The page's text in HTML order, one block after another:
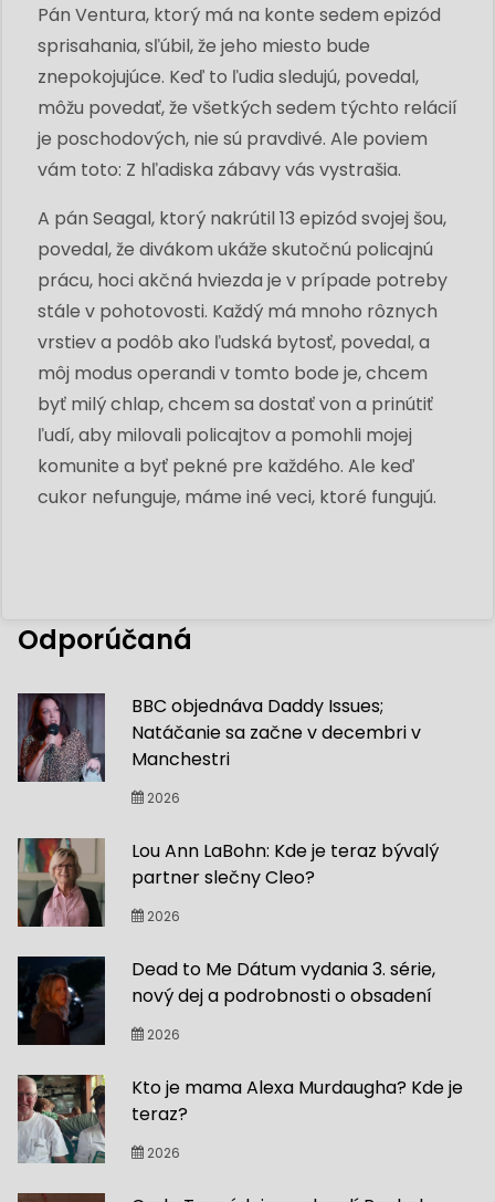
Pán Ventura, ktorý má na konte sedem epizód
sprisahania, sľúbil, že jeho miesto bude
znepokojujúce. Keď to ľudia sledujú, povedal,
môžu povedať, že všetkých sedem týchto relácií
je poschodových, nie sú pravdivé. Ale poviem
vám toto: Z hľadiska zábavy vás vystrašia.
A pán Seagal, ktorý nakrútil 13 epizód svojej šou,
povedal, že divákom ukáže skutočnú policajnú
prácu, hoci akčná hviezda je v prípade potreby
stále v pohotovosti. Každý má mnoho rôznych
vrstiev a podôb ako ľudská bytosť, povedal, a
môj modus operandi v tomto bode je, chcem
byť milý chlap, chcem sa dostať von a prinútiť
ľudí, aby milovali policajtov a pomohli mojej
komunite a byť pekné pre každého. Ale keď
cukor nefunguje, máme iné veci, ktoré fungujú.
Odporúčaná
BBC objednáva Daddy Issues;
Natáčanie sa začne v decembri v
Manchestri
2026
Lou Ann LaBohn: Kde je teraz bývalý
partner slečny Cleo?
2026
Dead to Me Dátum vydania 3. série,
nový dej a podrobnosti o obsadení
2026
Kto je mama Alexa Murdaugha? Kde je
teraz?
2026